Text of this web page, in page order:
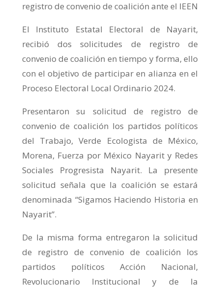
registro de convenio de coalición ante el IEEN
El Instituto Estatal Electoral de Nayarit,
recibió dos solicitudes de registro de
convenio de coalición en tiempo y forma, ello
con el objetivo de participar en alianza en el
Proceso Electoral Local Ordinario 2024.
Presentaron su solicitud de registro de
convenio de coalición los partidos políticos
del Trabajo, Verde Ecologista de México,
Morena, Fuerza por México Nayarit y Redes
Sociales Progresista Nayarit. La presente
solicitud señala que la coalición se estará
denominada “Sigamos Haciendo Historia en
Nayarit”.
De la misma forma entregaron la solicitud
de registro de convenio de coalición los
partidos políticos Acción Nacional,
Revolucionario Institucional y de la